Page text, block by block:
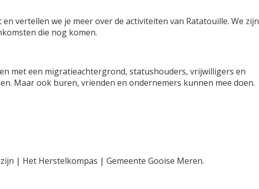
vertellen we je meer over de activiteiten van Ratatouille. We zijn
die nog komen.
met een migratieachtergrond, statushouders, vrijwilligers en
Maar ook buren, vrienden en ondernemers kunnen mee doen.
| Het Herstelkompas | Gemeente Gooise Meren.